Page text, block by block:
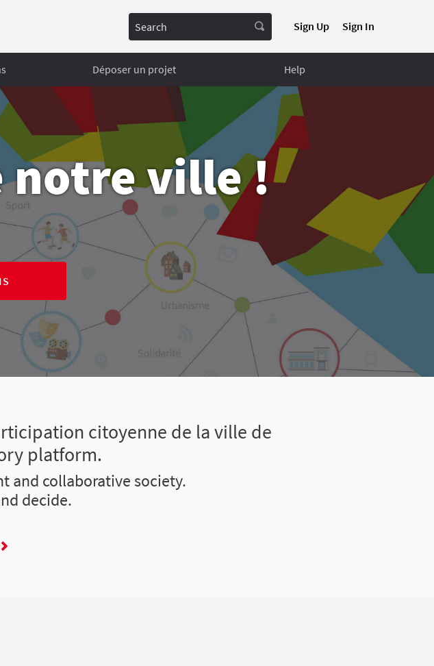
Sign Up Sign In
Déposer un projet Help
notre ville !
citoyenne de la ville de
platform.
and collaborative society.
decide.